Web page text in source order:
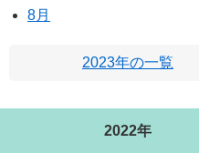
8月
2023年の一覧
2022年